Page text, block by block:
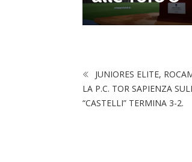
JUNIORES ELITE,
LA P.C. TOR SAPIENZA
“CASTELLI” TERMINA 3-2.